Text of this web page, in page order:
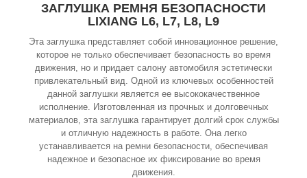
ЗАГЛУШКА РЕМНЯ БЕЗОПАСНОСТИ
LIXIANG L6, L7, L8, L9
Эта заглушка представляет собой инновационное решение,
которое не только обеспечивает безопасность во время
движения, но и придает салону автомобиля эстетически
привлекательный вид. Одной из ключевых особенностей
данной заглушки является ее высококачественное
исполнение. Изготовленная из прочных и долговечных
материалов, эта заглушка гарантирует долгий срок службы
и отличную надежность в работе. Она легко
устанавливается на ремни безопасности, обеспечивая
надежное и безопасное их фиксирование во время
движения.